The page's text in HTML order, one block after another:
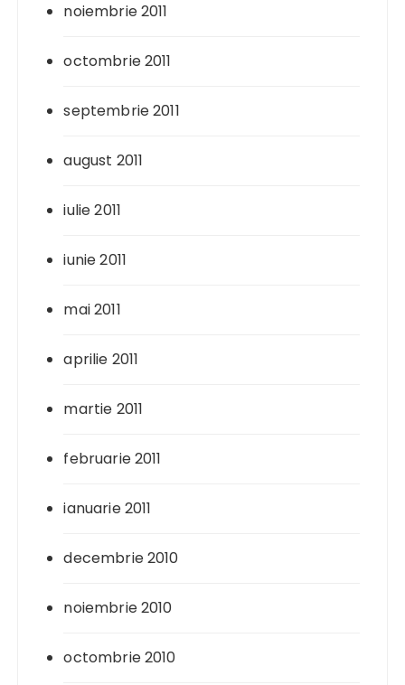
noiembrie 2011
octombrie 2011
septembrie 2011
august 2011
iulie 2011
iunie 2011
mai 2011
aprilie 2011
martie 2011
februarie 2011
ianuarie 2011
decembrie 2010
noiembrie 2010
octombrie 2010